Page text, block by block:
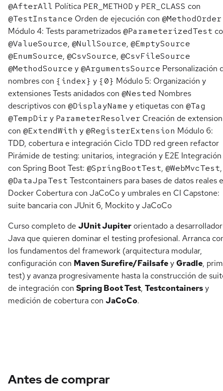
@AfterAll Política PER_METHOD y PER_CLASS con
@TestInstance Orden de ejecución con @MethodOrder
Módulo 4: Tests parametrizados@ParameterizedTest
@ValueSource, @NullSource, @EmptySource
@EnumSource, @CsvSource, @CsvFileSource
@MethodSource y@ArgumentsSource Personalización
nombres con {index} y {0} Módulo 5: Organización y
extensiones Tests anidados con @Nested Nombres
descriptivos con @DisplayName y etiquetas con @Tag
@TempDir y ParameterResolver Creación de
con @ExtendWith y@RegisterExtension Módulo 6:
TDD, cobertura e integración Ciclo TDD red green refactor
Pirámide de testing: unitarios, integración y E2E Integración
con Spring Boot Test: @SpringBootTest, @WebMvcTest,
@DataJpaTest Testcontainers para bases de datos reales
Docker Cobertura con JaCoCo y umbrales en CI Capstone:
suite bancaria con JUnit 6, Mockito y JaCoCo
Curso completo de JUnit Jupiter orientado a
Java que quieren dominar el testing profesional. Arranca
los fundamentos del framework (arquitectura modular,
configuración con Maven Surefire/FailsafeyGradle,
test) y avanza progresivamente hasta la construcción de
de integración con Spring Boot Test, Testcontainersy
medición de cobertura con JaCoCo.
Antes de comprar